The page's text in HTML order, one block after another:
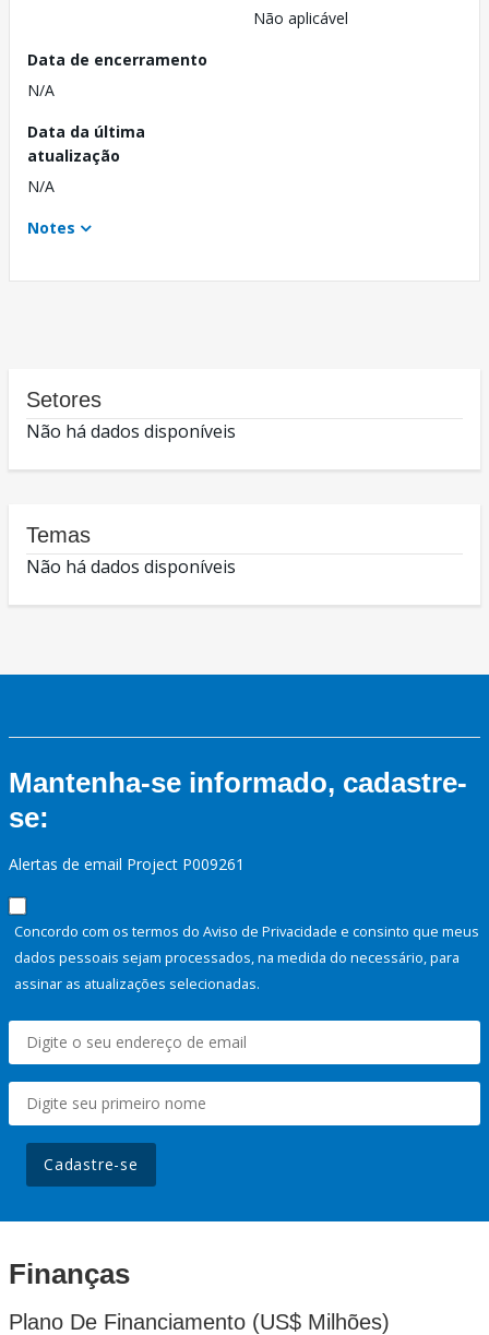
Não aplicável
Data de encerramento
N/A
Data da última
atualização
N/A
Notes
Setores
Não há dados disponíveis
Temas
Não há dados disponíveis
Mantenha-se informado, cadastre-
se:
Alertas de email Project P009261
Concordo com os termos do Aviso de Privacidade e consinto que meus
dados pessoais sejam processados, na medida do necessário, para
assinar as atualizações selecionadas.
Cadastre-se
Finanças
Plano De Financiamento (US$ Milhões)